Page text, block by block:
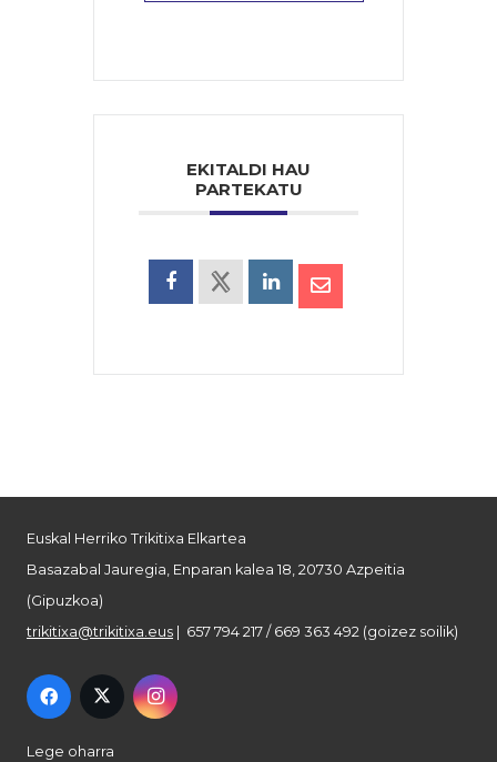
EKITALDI HAU
PARTEKATU
Euskal Herriko Trikitixa Elkartea
Basazabal Jauregia, Enparan kalea 18, 20730 Azpeitia
(Gipuzkoa)
trikitixa@trikitixa.eus | 657 794 217 / 669 363 492 (goizez soilik)
Lege oharra